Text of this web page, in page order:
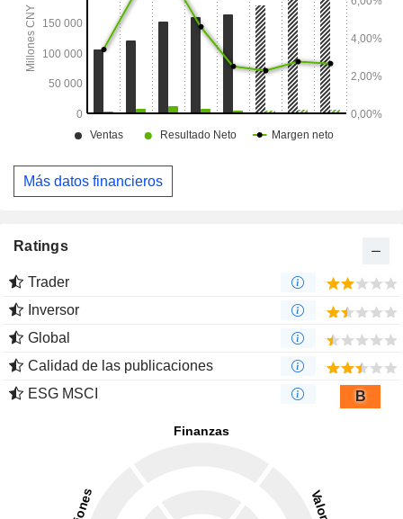
Más datos financieros
Ratings
Trader
Inversor
Global
Calidad de las publicaciones
ESG MSCI
B